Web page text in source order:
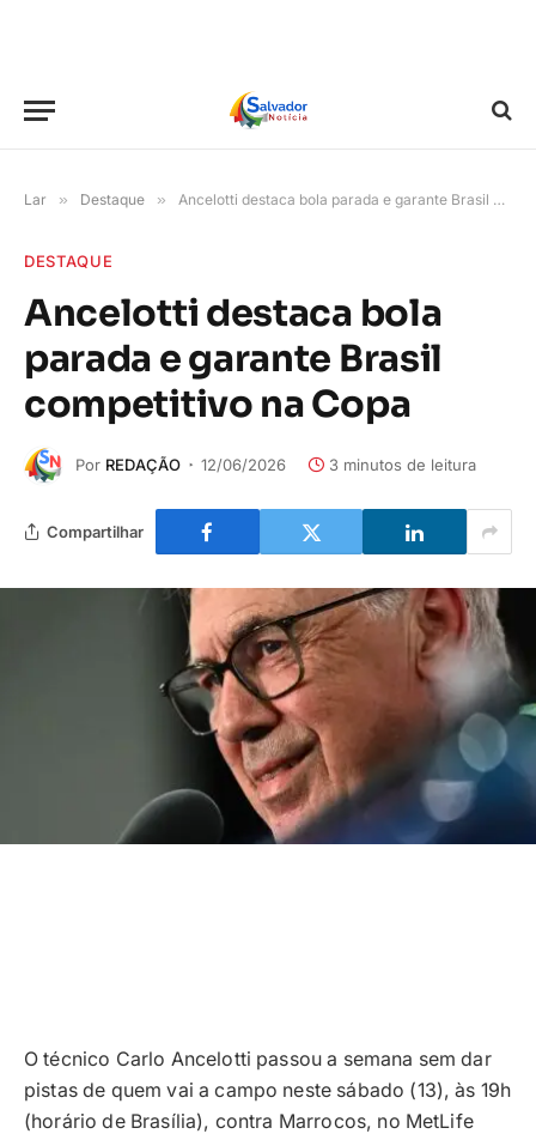
Lar » Destaque » Ancelotti destaca bola parada e garante Brasil competitivo na Copa
DESTAQUE
Ancelotti destaca bola
parada e garante Brasil
competitivo na Copa
Por REDAÇÃO 12/06/2026 3 minutos de leitura
Compartilhar
O técnico Carlo Ancelotti passou a semana sem dar
pistas de quem vai a campo neste sábado (13), às 19h
(horário de Brasília), contra Marrocos, no MetLife